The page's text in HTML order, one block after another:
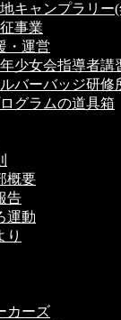
キャンプラリー(
事業
・運営
少女会指導者講
バーバッジ研修
グラムの道具箱
概要
告
運動
り
カーズ